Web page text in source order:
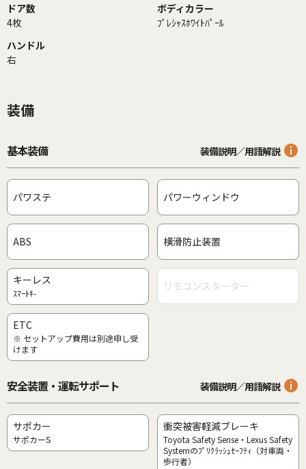
ドア数
4枚
ボディカラー
ﾌﾟﾚｼｬｽﾎﾜｲﾄﾊﾟｰﾙ
ハンドル
右
装備
基本装備 装備説明／用語解説
パワステ パワーウィンドウ
ABS 横滑防止装置
キーレス
ｽﾏｰﾄｷ- リモコンスターター
ETC
※ セットアップ費用は別途申し受
けます
安全装置・運転サポート 装備説明／用語解説
サポカー
サポカーS
衝突被害軽減ブレーキ
Toyota Safety Sense・Lexus Safety
Systemのﾌﾟﾘｸﾗｯｼｭｾｰﾌﾃｨ（対車両・
歩行者）